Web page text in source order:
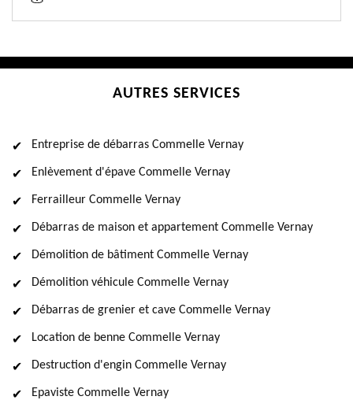
AUTRES SERVICES
Entreprise de débarras Commelle Vernay
Enlèvement d'épave Commelle Vernay
Ferrailleur Commelle Vernay
Débarras de maison et appartement Commelle Vernay
Démolition de bâtiment Commelle Vernay
Démolition véhicule Commelle Vernay
Débarras de grenier et cave Commelle Vernay
Location de benne Commelle Vernay
Destruction d'engin Commelle Vernay
Epaviste Commelle Vernay